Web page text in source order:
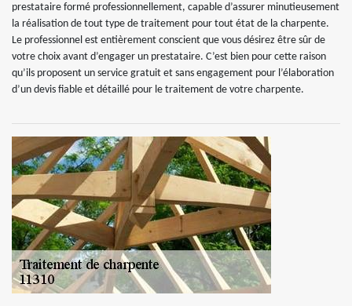
prestataire formé professionnellement, capable d’assurer minutieusement
la réalisation de tout type de traitement pour tout état de la charpente.
Le professionnel est entièrement conscient que vous désirez être sûr de
votre choix avant d’engager un prestataire. C’est bien pour cette raison
qu’ils proposent un service gratuit et sans engagement pour l’élaboration
d’un devis fiable et détaillé pour le traitement de votre charpente.